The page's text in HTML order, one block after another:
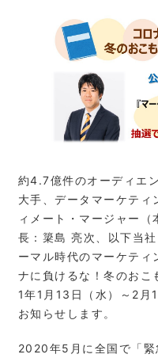
約4.7億件のオーディエ
大手、データマーケティ
ィメート・マージャー
長：簗島 亮次、以下当
ーマル時代のマーケティ
ナに負けるな！冬のお
1年1月13日（水）～2月
お知らせします。
2020年5月に全国で「緊